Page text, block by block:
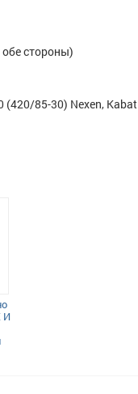
стороны)
(420/85-30) Nexen, Kabat
И